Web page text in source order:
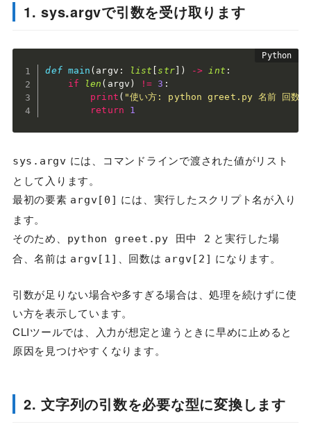
1. sys.argvで引数を受け取ります
def main ( argv : list [str] ) -> int :
if
len ( argv ) != 3 :
print ( "使い方: python greet.py 名前 回数"
return
1
sys.argv には、コマンドラインで渡された値がリスト
として入ります。
最初の要素 argv[0] には、実行したスクリプト名が入り
ます。
そのため、
python greet.py 田中 2 と実行した場
合、名前は argv[1] 、回数は argv[2] になります。
引数が足りない場合や多すぎる場合は、処理を続けずに使
い方を表示しています。
CLIツールでは、入力が想定と違うときに早めに止めると
原因を見つけやすくなります。
2. 文字列の引数を必要な型に変換します